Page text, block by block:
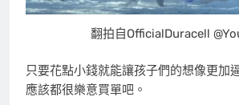
翻拍自OfficialDuracell
只要花點小錢就能讓孩子們的想像更加
應該都很樂意買單吧。